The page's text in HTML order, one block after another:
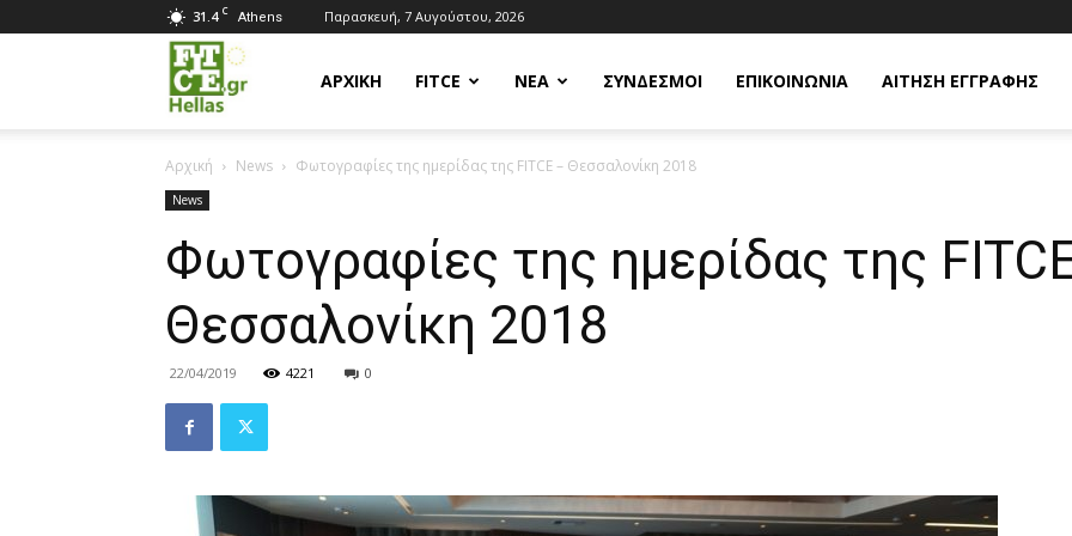
31.4 C Athens Παρασκευή, 7 Αυγούστου, 2026
Hellas
ΑΡΧΙΚΗ FITCE ΝΕΑ ΣΥΝΔΕΣΜΟΙ ΕΠΙΚΟΙΝΩΝΙΑ ΑΙΤΗΣΗ ΕΓΓΡΑΦΗΣ
Αρχική News Φωτογραφίες της ημερίδας της FITCE – Θεσσαλονίκη 2018
News
Φωτογραφίες της ημερίδας της
Θεσσαλονίκη 2018
22/04/2019 4221 0